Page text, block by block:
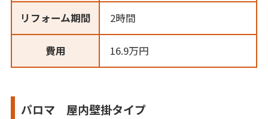
リフォーム期間 2時間
費用 16.9万円
パロマ 屋内壁掛タイプ